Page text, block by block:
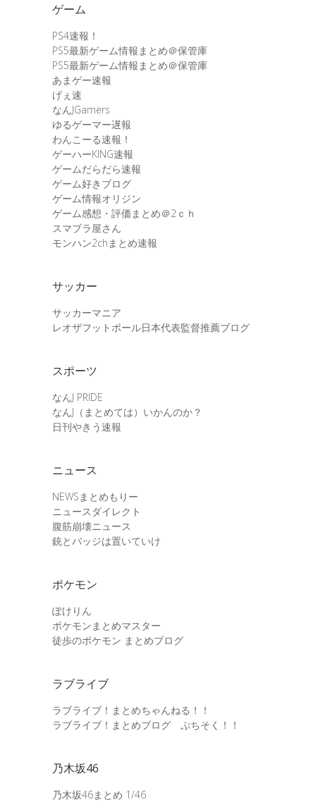
ゲーム
PS4速報！
PS5最新ゲーム情報まとめ＠保管庫
PS5最新ゲーム情報まとめ＠保管庫
あまゲー速報
げぇ速
なんJGamers
ゆるゲーマー遅報
わんこーる速報！
ゲーハーKING速報
ゲームだらだら速報
ゲーム好きブログ
ゲーム情報オリジン
ゲーム感想・評価まとめ＠2ｃｈ
スマブラ屋さん
モンハン2chまとめ速報
サッカー
サッカーマニア
レオザフットボール日本代表監督推薦ブログ
スポーツ
なんJ PRIDE
なんJ（まとめては）いかんのか？
日刊やきう速報
ニュース
NEWSまとめもりー
ニュースダイレクト
腹筋崩壊ニュース
銃とバッジは置いていけ
ポケモン
ぽけりん
ポケモンまとめマスター
徒歩のポケモン まとめブログ
ラブライブ
ラブライブ！まとめちゃんねる！！
ラブライブ！まとめブログ ぷちそく！！
乃木坂46
乃木坂46まとめ 1/46